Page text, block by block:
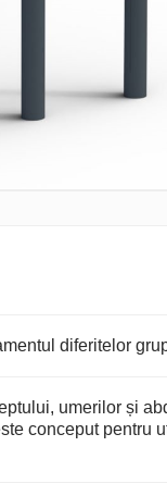
diferitelor
umerilor și
conceput